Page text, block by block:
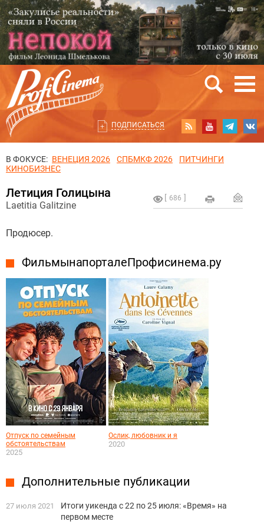
ПОДПИСАТЬСЯ
В ФОКУСЕ: ВЕНЕЦИЯ 2026 СПБМКФ 2026
ПИТЧИНГИ
КИНОБИЗНЕС
686
Летиция Голицына
Laetitia Galitzine
Продюсер.
Фильмы на портале Профисинема.ру
Отпуск по семейным
обстоятельствам
2025
Ослик, любовник и я
2020
Дополнительные публикации
27 июля 2021
Итоги уикенда с 22 по 25 июля: «Время» на
первом месте